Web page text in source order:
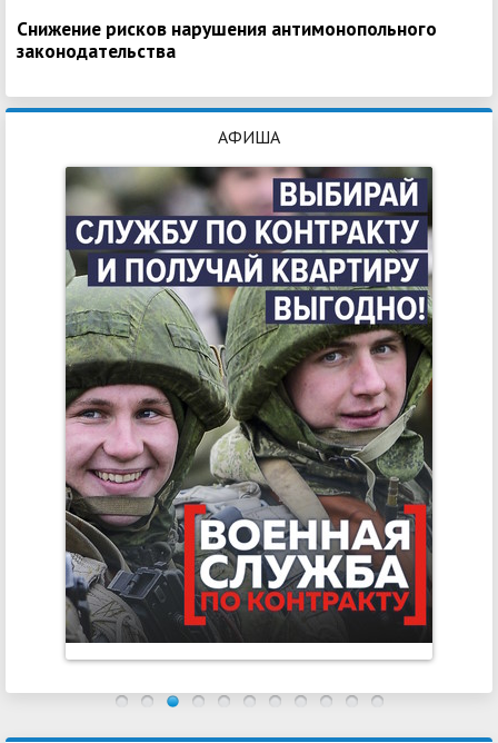
Снижение рисков нарушения антимонопольного
законодательства
АФИША